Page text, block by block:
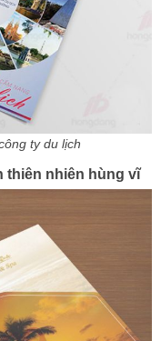
ty du lịch
thiên nhiên hùng vĩ